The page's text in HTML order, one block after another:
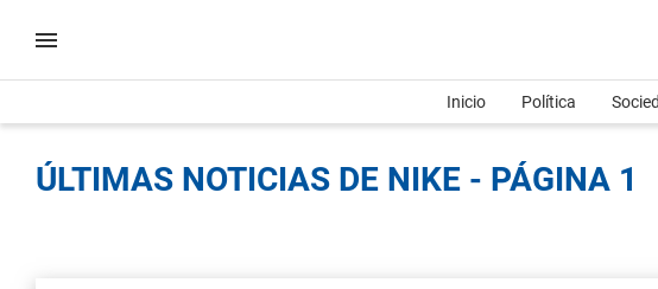
Inicio Política
ÚLTIMAS NOTICIAS DE NIKE - PÁGINA 1